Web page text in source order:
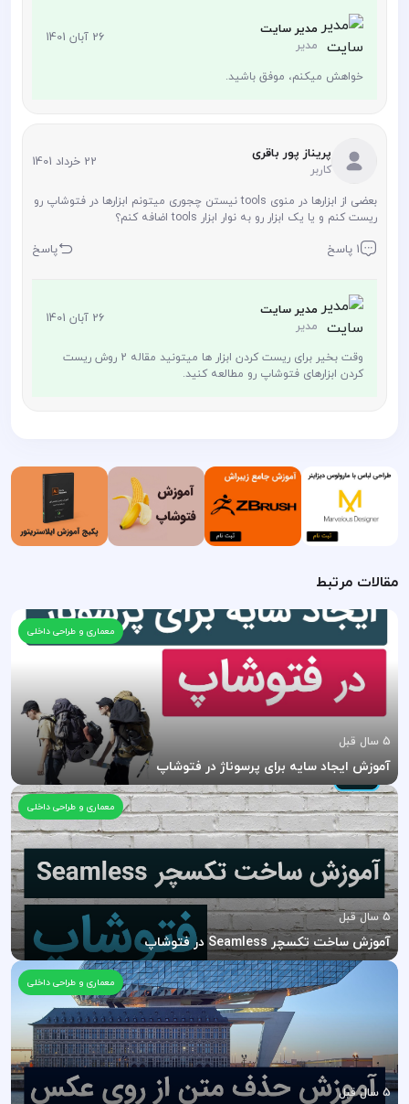
مدیر سایت
مدیر 26 آبان 1401
خواهش میکنم، موفق باشید.
پریناز پور باقری
کاربر 22 خرداد 1401
بعضی از ابزارها در منوی tools نیستن چجوری میتونم ابزارها در فتوشاپ رو
ریست کنم و یا یک ابزار رو به نوار ابزار tools اضافه کنم؟
1 پاسخ پاسخ
مدیر سایت
مدیر 26 آبان 1401
وقت بخیر برای ریست کردن ابزار ها میتونید مقاله 2 روش ریست
کردن ابزارهای فتوشاپ رو مطالعه کنید.
مقالات مرتبط
معماری و طراحی داخلی
5 سال قبل
آموزش ایجاد سایه برای پرسوناژ در فتوشاپ
معماری و طراحی داخلی
5 سال قبل
آموزش ساخت تکسچر Seamless در فتوشاپ
معماری و طراحی داخلی
5 سال قبل